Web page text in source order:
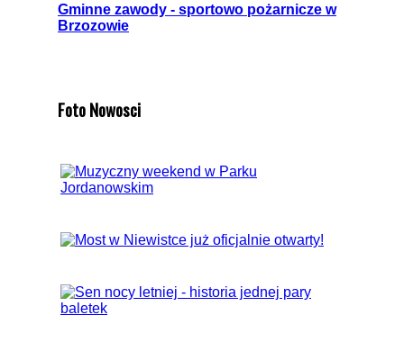
Gminne zawody - sportowo pożarnicze w
Brzozowie
Foto Nowosci